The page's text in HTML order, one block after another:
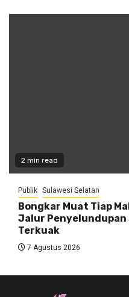
2 min read
Publik Sulawesi Selatan
Bongkar Muat Tiap
Jalur Penyelundupan
Terkuak
7 Agustus 2026